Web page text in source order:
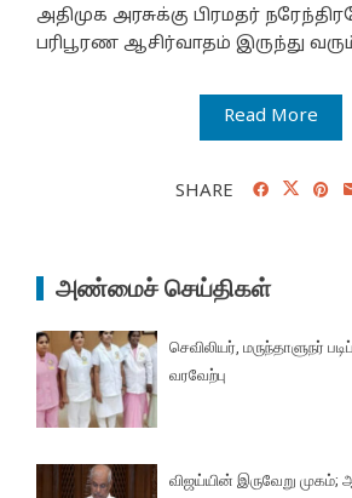
அதிமுக அரசுக்கு பிரமதர்
பரிபூரண ஆசிர்வாதம் இருந்து
Read More
SHARE
அண்மைச் செய்திகள்
செவிலியர், மருந்தாளுநர்
வரவேற்பு
விஜய்யின் இருவேறு முகம்;